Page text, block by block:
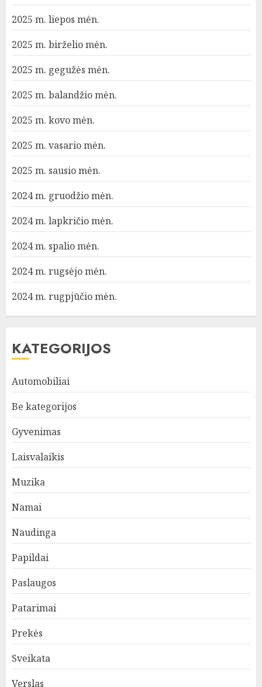
2025 m. liepos mėn.
2025 m. birželio mėn.
2025 m. gegužės mėn.
2025 m. balandžio mėn.
2025 m. kovo mėn.
2025 m. vasario mėn.
2025 m. sausio mėn.
2024 m. gruodžio mėn.
2024 m. lapkričio mėn.
2024 m. spalio mėn.
2024 m. rugsėjo mėn.
2024 m. rugpjūčio mėn.
KATEGORIJOS
Automobiliai
Be kategorijos
Gyvenimas
Laisvalaikis
Muzika
Namai
Naudinga
Papildai
Paslaugos
Patarimai
Prekės
Sveikata
Verslas